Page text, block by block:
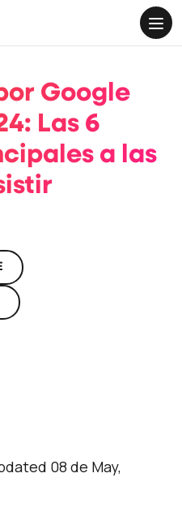
Google
Las 6
a las
08 de May,